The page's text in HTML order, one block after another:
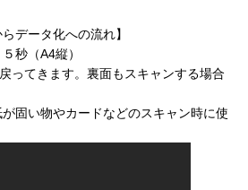
データ化への流れ】
秒（A4縦）
ってきます。裏面もスキャンする場合
固い物やカードなどのスキャン時に使